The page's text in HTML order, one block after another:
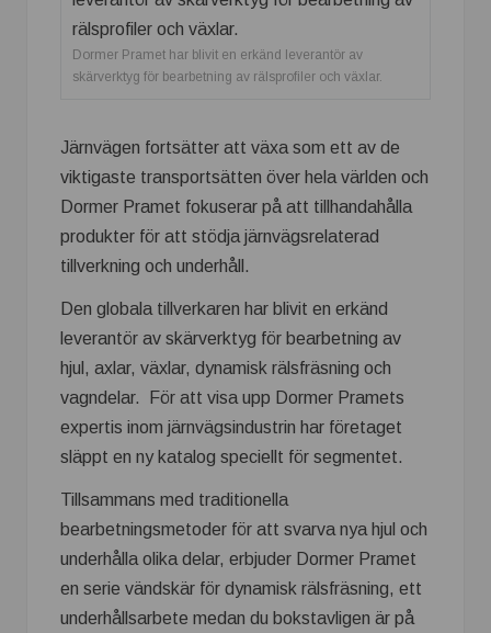
Dormer Pramet har blivit en erkänd leverantör av
skärverktyg för bearbetning av rälsprofiler och växlar.
Järnvägen fortsätter att växa som ett av de
viktigaste transportsätten över hela världen och
Dormer Pramet fokuserar på att tillhandahålla
produkter för att stödja järnvägsrelaterad
tillverkning och underhåll.
Den globala tillverkaren har blivit en erkänd
leverantör av skärverktyg för bearbetning av
hjul, axlar, växlar, dynamisk rälsfräsning och
vagndelar. För att visa upp Dormer Pramets
expertis inom järnvägsindustrin har företaget
släppt en ny katalog speciellt för segmentet.
Tillsammans med traditionella
bearbetningsmetoder för att svarva nya hjul och
underhålla olika delar, erbjuder Dormer Pramet
en serie vändskär för dynamisk rälsfräsning, ett
underhållsarbete medan du bokstavligen är på